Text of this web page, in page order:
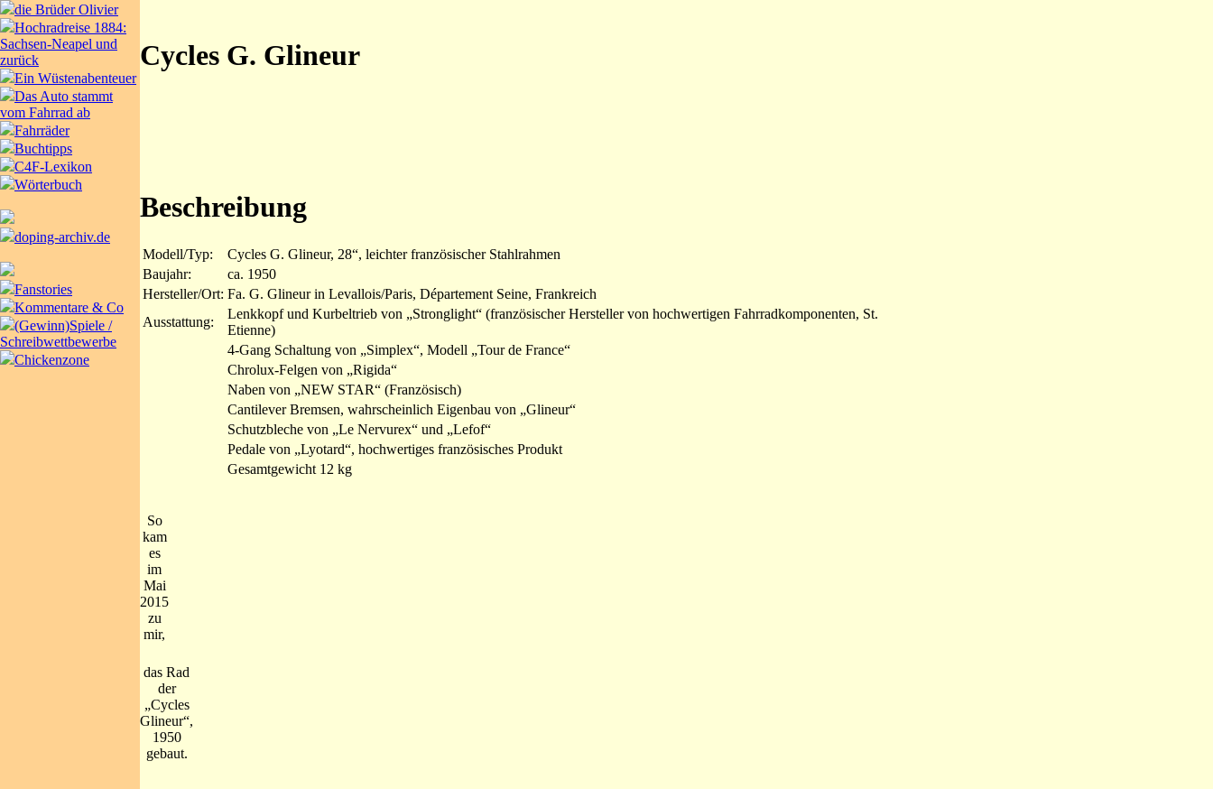
die Brüder Olivier
Hochradreise 1884:
Sachsen-Neapel und
zurück
Ein Wüstenabenteuer
Das Auto stammt
vom Fahrrad ab
Fahrräder
Buchtipps
C4F-Lexikon
Wörterbuch
doping-archiv.de
Fanstories
Kommentare & Co
(Gewinn)Spiele /
Schreibwettbewerbe
Chickenzone
Cycles G. Glineur
Beschreibung
Modell/Typ:
Cycles G. Glineur, 28“, leichter französischer Stahlrahmen
Baujahr:
ca. 1950
Hersteller/Ort: Fa. G. Glineur in Levallois/Paris, Département Seine, Frankreich
Ausstattung:
Lenkkopf und Kurbeltrieb von „Stronglight“ (französischer Hersteller von hochwertigen Fahrradkomponenten, St.
Etienne)
4-Gang Schaltung von „Simplex“, Modell „Tour de France“
Chrolux-Felgen von „Rigida“
Naben von „NEW STAR“ (Französisch)
Cantilever Bremsen, wahrscheinlich Eigenbau von „Glineur“
Schutzbleche von „Le Nervurex“ und „Lefof“
Pedale von „Lyotard“, hochwertiges französisches Produkt
Gesamtgewicht 12 kg
So
kam
es
im
Mai
2015
zu
mir,
das Rad
der
„Cycles
Glineur“,
1950
gebaut.